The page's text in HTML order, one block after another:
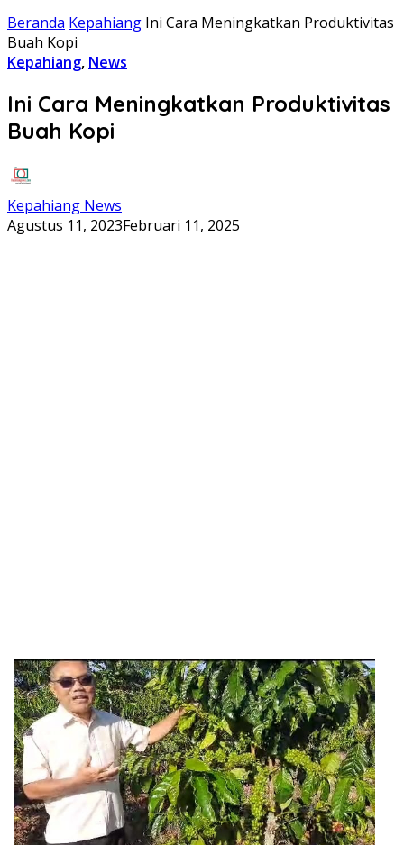
Beranda Kepahiang Ini Cara Meningkatkan Produktivitas
Buah Kopi
Kepahiang, News
Ini Cara Meningkatkan Produktivitas
Buah Kopi
Kepahiang News
Agustus 11, 2023Februari 11, 2025